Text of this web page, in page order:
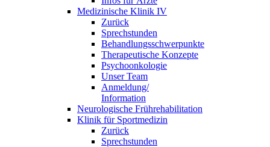
Medizinische Klinik IV
Zurück
Sprechstunden
Behandlungsschwerpunkte
Therapeutische Konzepte
Psychoonkologie
Unser Team
Anmeldung/
Information
Neurologische Frührehabilitation
Klinik für Sportmedizin
Zurück
Sprechstunden